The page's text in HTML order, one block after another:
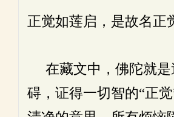
正觉如莲启，是故名正
在藏文中，佛陀就是
碍，证得一切智的“正觉